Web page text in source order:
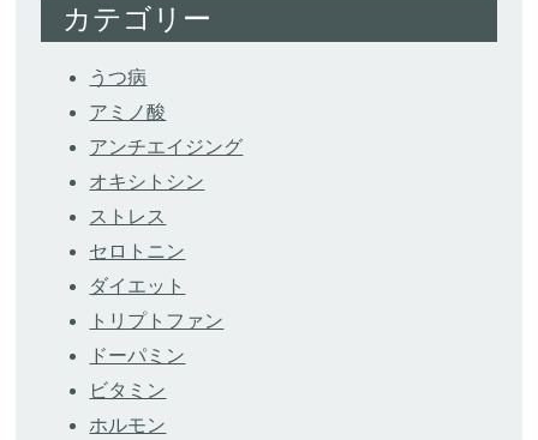
カテゴリー
うつ病
アミノ酸
アンチエイジング
オキシトシン
ストレス
セロトニン
ダイエット
トリプトファン
ドーパミン
ビタミン
ホルモン